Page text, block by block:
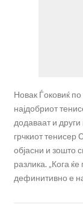
Новак Ѓоковиќ
најдобриот
додаваат и
грчкиот тенисер
објасни и зошто
разлика. „Кога
дефинитивно е